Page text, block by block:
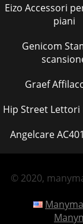
Eizo Accessori
piani
Genicom
Graef
Hip Street Lettori
Angelcare
© 2020,